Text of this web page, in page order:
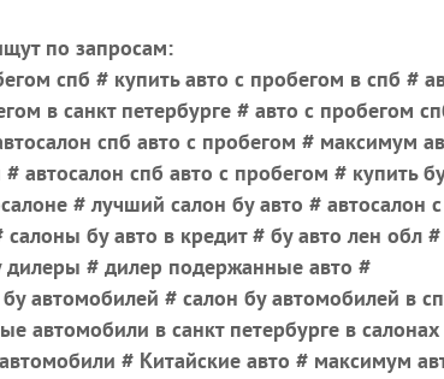
по запросам:
спб # купить авто с пробегом в спб #
в санкт петербурге # авто с пробегом
спб авто с пробегом # максимум
автосалон спб авто с пробегом # купить бу
# лучший салон бу авто # автосалон с
бу авто в кредит # бу авто лен обл #
# дилер подержанные авто #
автомобилей # салон бу автомобилей в
автомобили в санкт петербурге в
# Китайские авто # максимум